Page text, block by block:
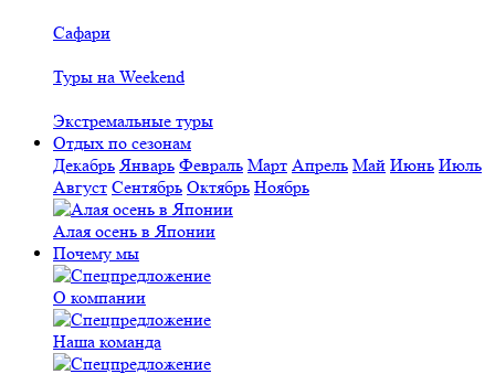
Сафари
Туры на Weekend
Экстремальные туры
Отдых по сезонам
Декабрь Январь Февраль Март Апрель Май Июнь Июль
Август Сентябрь Октябрь Ноябрь
Алая осень в Японии
Почему мы
О компании
Наша команда